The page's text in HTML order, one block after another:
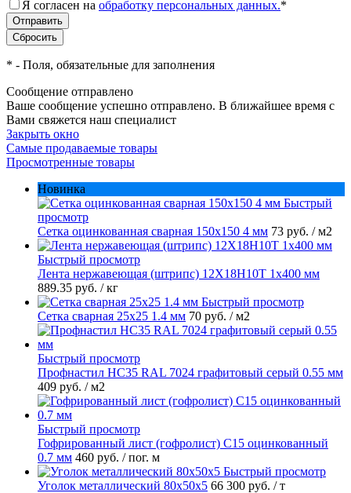
Я согласен на обработку персональных данных.*
* - Поля, обязательные для заполнения
Сообщение отправлено
Ваше сообщение успешно отправлено. В ближайшее время с
Вами свяжется наш специалист
Закрыть окно
Самые продаваемые товары
Просмотренные товары
Новинка
Быстрый
просмотр
Сетка оцинкованная сварная 150х150 4 мм 73 руб. / м2
Быстрый просмотр
Лента нержавеющая (штрипс) 12Х18Н10Т 1х400 мм
889.35 руб. / кг
Быстрый просмотр
Сетка сварная 25х25 1.4 мм 70 руб. / м2
Быстрый просмотр
Профнастил НС35 RAL 7024 графитовый серый 0.55 мм
409 руб. / м2
Быстрый просмотр
Гофрированный лист (гофролист) С15 оцинкованный
0.7 мм 460 руб. / пог. м
Быстрый просмотр
Уголок металлический 80х50х5 66 300 руб. / т